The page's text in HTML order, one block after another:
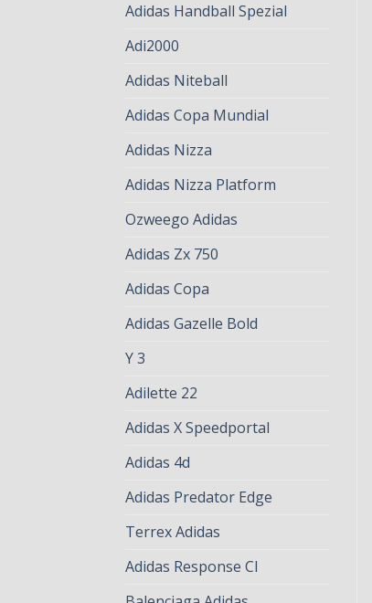
Adidas Handball Spezial
Adi2000
Adidas Niteball
Adidas Copa Mundial
Adidas Nizza
Adidas Nizza Platform
Ozweego Adidas
Adidas Zx 750
Adidas Copa
Adidas Gazelle Bold
Y 3
Adilette 22
Adidas X Speedportal
Adidas 4d
Adidas Predator Edge
Terrex Adidas
Adidas Response Cl
STAN SMITH LUX
64.00
STAN SMITH LUX